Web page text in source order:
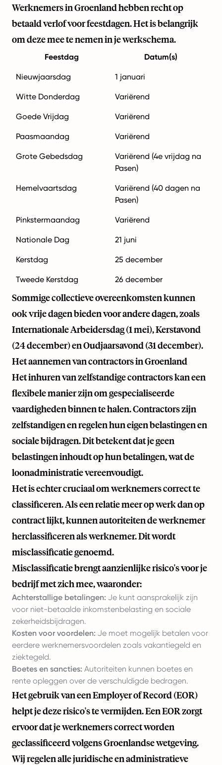
Werknemers in Groenland hebben recht op
betaald verlof voor feestdagen. Het is belangrijk
om deze mee te nemen in je werkschema.
Feestdag Datum(s)
Nieuwjaarsdag 1 januari
Witte Donderdag Variërend
Goede Vrijdag Variërend
Paasmaandag Variërend
Grote Gebedsdag
Variërend (4e vrijdag na
Pasen)
Hemelvaartsdag
Variërend (40 dagen na
Pasen)
Pinkstermaandag Variërend
Nationale Dag 21 juni
Kerstdag 25 december
Tweede Kerstdag 26 december
Sommige collectieve overeenkomsten kunnen
ook vrije dagen bieden voor andere dagen, zoals
Internationale Arbeidersdag (1 mei), Kerstavond
(24 december) en Oudjaarsavond (31 december).
Het aannemen van contractors in Groenland
Het inhuren van zelfstandige contractors kan een
flexibele manier zijn om gespecialiseerde
vaardigheden binnen te halen. Contractors zijn
zelfstandigen en regelen hun eigen belastingen en
sociale bijdragen. Dit betekent dat je geen
belastingen inhoudt op hun betalingen, wat de
loonadministratie vereenvoudigt.
Het is echter cruciaal om werknemers correct te
classificeren. Als een relatie meer op werk dan op
contract lijkt, kunnen autoriteiten de werknemer
herclassificeren als werknemer. Dit wordt
misclassificatie genoemd.
Misclassificatie brengt aanzienlijke risico's voor je
bedrijf met zich mee, waaronder:
Achterstallige betalingen: Je kunt aansprakelijk zijn
voor niet-betaalde inkomstenbelasting en sociale
zekerheidsbijdragen.
Kosten voor voordelen: Je moet mogelijk betalen voor
eerdere werknemersvoordelen zoals vakantiegeld en
ziektegeld.
Boetes en sancties: Autoriteiten kunnen boetes en
rente opleggen over de verschuldigde bedragen.
Het gebruik van een Employer of Record (EOR)
helpt je deze risico's te vermijden. Een EOR zorgt
ervoor dat je werknemers correct worden
geclassificeerd volgens Groenlandse wetgeving.
Wij regelen alle juridische en administratieve